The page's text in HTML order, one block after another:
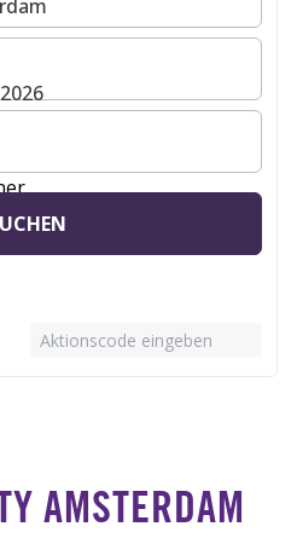
Zimmer und Gäste für Ihren
Aktionscode eingeben
AMSTERDAM